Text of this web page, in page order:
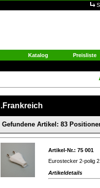
Katalog Preisliste
.Frankreich
Gefundene Artikel: 83
Artikel-Nr.: 75 001
Eurostecker 2-polig
Artikeldetails